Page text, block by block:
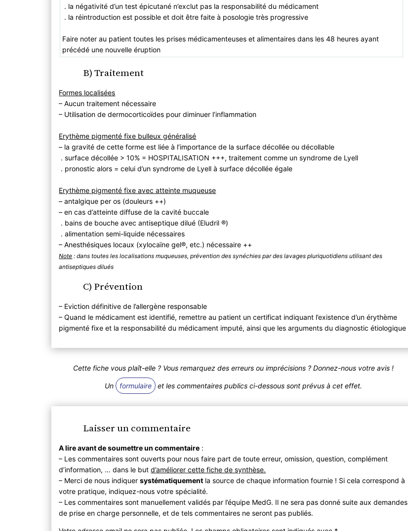
. la négativité d’un test épicutané n’exclut pas la responsabilité du médicament
. la réintroduction est possible et doit être faite à posologie très progressive
Faire noter au patient toutes les prises médicamenteuses et alimentaires dans les 48 heures ayant
précédé une nouvelle éruption
B) Traitement
Formes localisées
– Aucun traitement nécessaire
– Utilisation de dermocorticoïdes pour diminuer l’inflammation
Erythème pigmenté fixe bulleux généralisé
– la gravité de cette forme est liée à l’importance de la surface décollée ou décollable
. surface décollée > 10% = HOSPITALISATION +++, traitement comme un syndrome de Lyell
. pronostic alors = celui d’un syndrome de Lyell à surface décollée égale
Erythème pigmenté fixe avec atteinte muqueuse
– antalgique per os (douleurs ++)
– en cas d’atteinte diffuse de la cavité buccale
. bains de bouche avec antiseptique dilué (Eludril ®)
. alimentation semi-liquide nécessaires
– Anesthésiques locaux (xylocaïne gel®, etc.) nécessaire ++
Note : dans toutes les localisations muqueuses, prévention des synéchies par des lavages pluriquotidiens utilisant des
antiseptiques dilués
C) Prévention
– Eviction définitive de l’allergène responsable
– Quand le médicament est identifié, remettre au patient un certificat indiquant l’existence d’un érythème
pigmenté fixe et la responsabilité du médicament imputé, ainsi que les arguments du diagnostic étiologique
Cette fiche vous plaît-elle ? Vous remarquez des erreurs ou imprécisions ? Donnez-nous votre avis !
Un formulaire et les commentaires publics ci-dessous sont prévus à cet effet.
Laisser un commentaire
A lire avant de soumettre un commentaire :
– Les commentaires sont ouverts pour nous faire part de toute erreur, omission, question, complément
d’information, … dans le butd’améliorer cette fiche de synthèse.
– Merci de nous indiquersystématiquement la source de chaque information fournie ! Si cela correspond à
votre pratique, indiquez-nous votre spécialité.
– Les commentaires sont manuellement validés par l’équipe MedG. Il ne sera pas donné suite aux demandes
de prise en charge personnelle, et de tels commentaires ne seront pas publiés.